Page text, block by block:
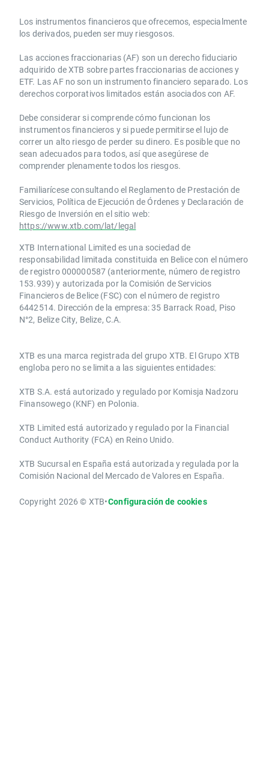
Los instrumentos financieros que ofrecemos, especialmente
los derivados, pueden ser muy riesgosos.
Las acciones fraccionarias (AF) son un derecho fiduciario
adquirido de XTB sobre partes fraccionarias de acciones y
ETF. Las AF no son un instrumento financiero separado. Los
derechos corporativos limitados están asociados con AF.
Debe considerar si comprende cómo funcionan los
instrumentos financieros y si puede permitirse el lujo de
correr un alto riesgo de perder su dinero. Es posible que no
sean adecuados para todos, así que asegúrese de
comprender plenamente todos los riesgos.
Familiarícese consultando el Reglamento de Prestación de
Servicios, Política de Ejecución de Órdenes y Declaración de
Riesgo de Inversión en el sitio web:
https://www.xtb.com/lat/legal
XTB International Limited es una sociedad de
responsabilidad limitada constituida en Belice con el número
de registro 000000587 (anteriormente, número de registro
153.939) y autorizada por la Comisión de Servicios
Financieros de Belice (FSC) con el número de registro
6442514. Dirección de la empresa: 35 Barrack Road, Piso
N°2, Belize City, Belize, C.A.
​​XTB es una marca registrada del grupo XTB. El Grupo XTB
engloba pero no se limita a las siguientes entidades:
XTB S.A.​ está autorizado y regulado por Komisja Nadzoru
Finansowego (KNF) ​en Polonia.
XTB Limited ​está autorizado y regulado por la ​Financial
Conduct Authority ​(FCA) en ​​Reino Unido.
XTB Sucursal en España está autorizada y regulada por la
Comisión Nacional del Mercado de Valores en España.
Copyright 2026 © XTB•Configuración de cookies